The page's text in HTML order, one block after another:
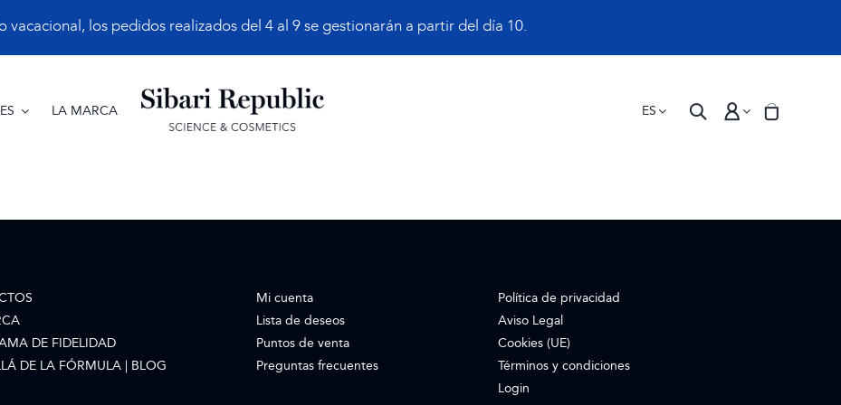
los pedidos realizados del 4 al 9 se gestionarán a partir del día 10.
LA MARCA ES
DE FIDELIDAD
DE LA FÓRMULA | BLOG
Mi cuenta
Lista de deseos
Puntos de venta
Preguntas frecuentes
Política de privacidad
Aviso Legal
Cookies (UE)
Términos y condiciones
Login